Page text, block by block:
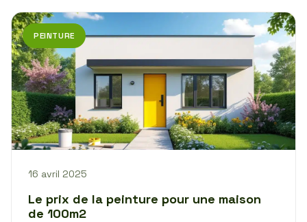
PEINTURE
16 avril 2025
Le prix de la peinture pour une maison
de 100m2